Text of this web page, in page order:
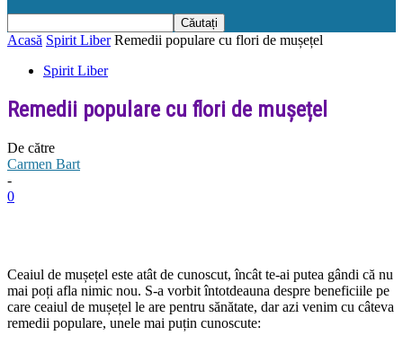
Acasă Spirit Liber Remedii populare cu flori de mușețel
Spirit Liber
Remedii populare cu flori de mușețel
De către
Carmen Bart
-
0
Ceaiul de mușețel este atât de cunoscut, încât te-ai putea gândi că nu
mai poți afla nimic nou. S-a vorbit întotdeauna despre beneficiile pe
care ceaiul de mușețel le are pentru sănătate, dar azi venim cu câteva
remedii populare, unele mai puțin cunoscute: